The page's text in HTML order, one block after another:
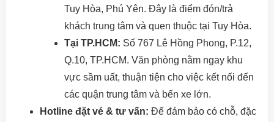
Tuy Hòa, Phú Yên. Đây là điểm đón/trả
khách trung tâm và quen thuộc tại Tuy Hòa.
Tại TP.HCM: Số 767 Lê Hồng Phong, P.12,
Q.10, TP.HCM. Văn phòng nằm ngay khu
vực sầm uất, thuận tiện cho việc kết nối đến
các quận trung tâm và bến xe lớn.
Hotline đặt vé & tư vấn: Để đảm bảo có chỗ, đặc